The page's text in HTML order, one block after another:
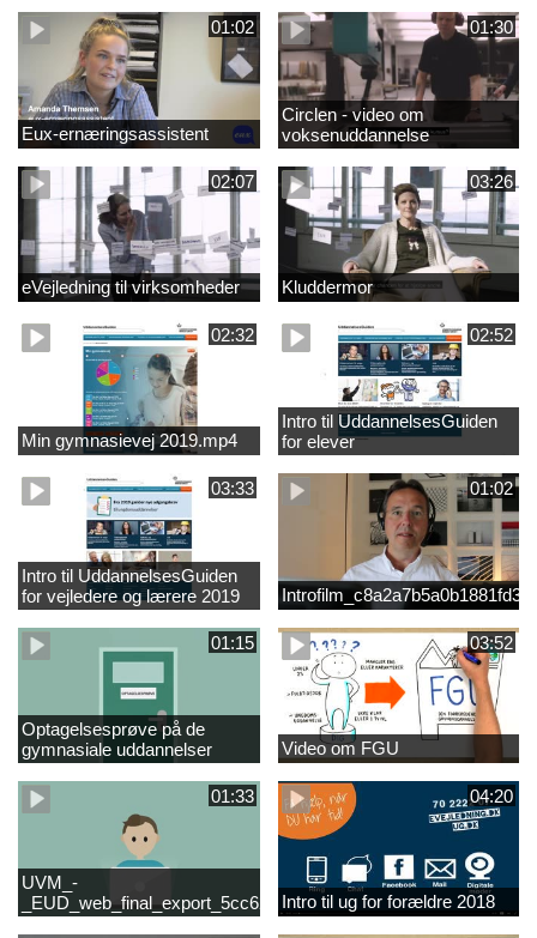
01:02
Eux-ernæringsassistent
01:30
Circlen - video om
voksenuddannelse
02:07
eVejledning til virksomheder
03:26
Kluddermor
02:32
Min gymnasievej 2019.mp4
02:52
Intro til UddannelsesGuiden
for elever
03:33
Intro til UddannelsesGuiden
for vejledere og lærere 2019
01:02
01:15
Optagelsesprøve på de
gymnasiale uddannelser
03:52
Video om FGU
01:33
UVM_-
04:20
Intro til ug for forældre 2018